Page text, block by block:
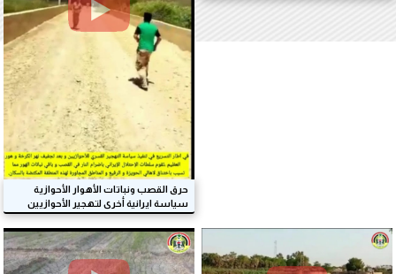
حرق القصب ونباتات الأهوار الأحوازية
سياسة ايرانية أخرى لتهجير الأحوازيين